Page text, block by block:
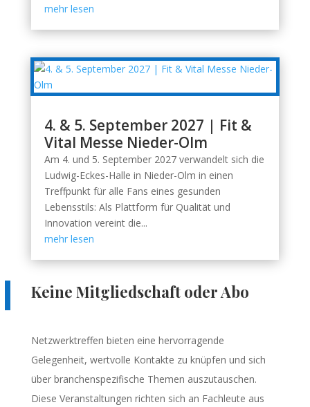
mehr lesen
4. & 5. September 2027 | Fit &
Vital Messe Nieder-Olm
Am 4. und 5. September 2027 verwandelt sich die
Ludwig-Eckes-Halle in Nieder-Olm in einen
Treffpunkt für alle Fans eines gesunden
Lebensstils: Als Plattform für Qualität und
Innovation vereint die...
mehr lesen
Keine Mitgliedschaft oder Abo
Netzwerktreffen bieten eine hervorragende
Gelegenheit, wertvolle Kontakte zu knüpfen und sich
über branchenspezifische Themen auszutauschen.
Diese Veranstaltungen richten sich an Fachleute aus